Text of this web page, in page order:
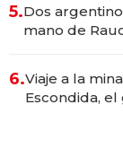
5.Dos
mano de
6.Viaje a la
Escondida,